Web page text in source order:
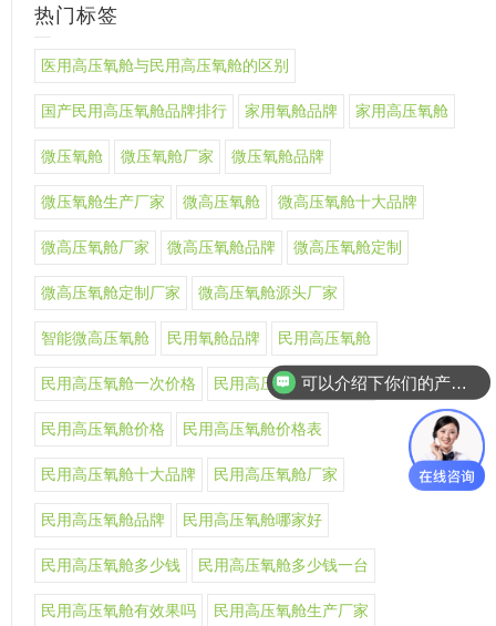
热门标签
医用高压氧舱与民用高压氧舱的区别
国产民用高压氧舱品牌排行 家用氧舱品牌 家用高压氧舱
微压氧舱 微压氧舱厂家 微压氧舱品牌
微压氧舱生产厂家 微高压氧舱 微高压氧舱十大品牌
微高压氧舱厂家 微高压氧舱品牌 微高压氧舱定制
微高压氧舱定制厂家 微高压氧舱源头厂家
智能微高压氧舱 民用氧舱品牌 民用高压氧舱
民用高压氧舱一次价格 民用高压氧舱上市公司
民用高压氧舱价格 民用高压氧舱价格表
民用高压氧舱十大品牌 民用高压氧舱厂家
民用高压氧舱品牌 民用高压氧舱哪家好
民用高压氧舱多少钱 民用高压氧舱多少钱一台
民用高压氧舱有效果吗 民用高压氧舱生产厂家
可以介绍下你们的产品么